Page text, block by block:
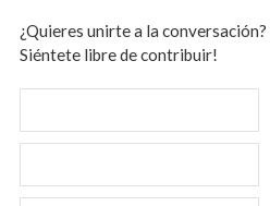
¿Quieres unirte a la conversación?
Siéntete libre de contribuir!